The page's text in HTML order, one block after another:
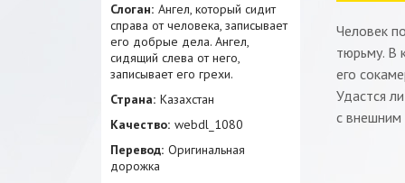
Человек
тюрьму. В
его
Удастся
с
Слоган: Ангел, который сидит
справа от человека, записывает
его добрые дела. Ангел,
сидящий слева от него,
записывает его грехи.
Страна: Казахстан
Качество: webdl_1080
Перевод: Оригинальная
дорожка